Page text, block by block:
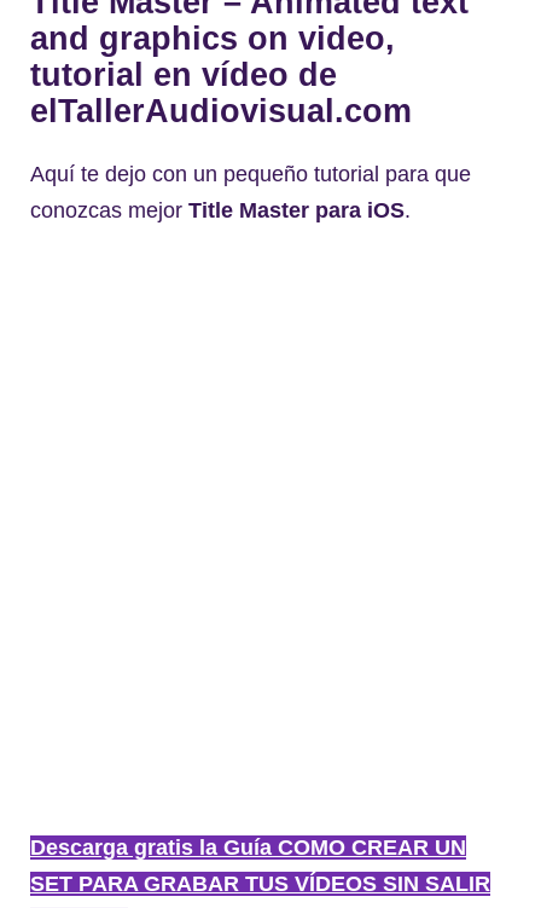
and graphics on video,
tutorial en vídeo de
elTallerAudiovisual.com
Aquí te dejo con un pequeño tutorial para que
conozcas mejor Title Master para iOS.
Descarga gratis la Guía COMO CREAR UN
SET PARA GRABAR TUS VÍDEOS SIN SALIR